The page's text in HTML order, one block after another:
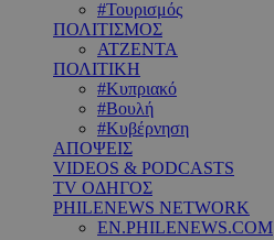
#Τουρισμός
ΠΟΛΙΤΙΣΜΟΣ
ΑΤΖΕΝΤΑ
ΠΟΛΙΤΙΚΗ
#Κυπριακό
#Βουλή
#Κυβέρνηση
ΑΠΟΨΕΙΣ
VIDEOS & PODCASTS
TV ΟΔΗΓΟΣ
PHILENEWS NETWORK
EN.PHILENEWS.COM